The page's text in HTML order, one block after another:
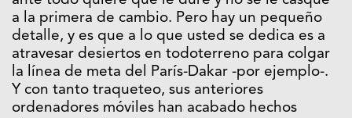
a la primera de cambio. Pero hay un pequeño
detalle, y es que a lo que usted se dedica es a
atravesar desiertos en todoterreno para colgar
la línea de meta del París-Dakar -por ejemplo-.
Y con tanto traqueteo, sus anteriores
ordenadores móviles han acabado hechos